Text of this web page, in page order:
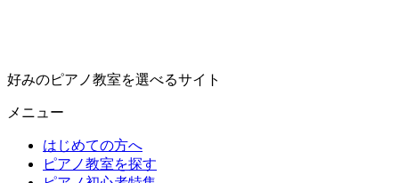
好みのピアノ教室を選べるサイト
メニュー
はじめての方へ
ピアノ教室を探す